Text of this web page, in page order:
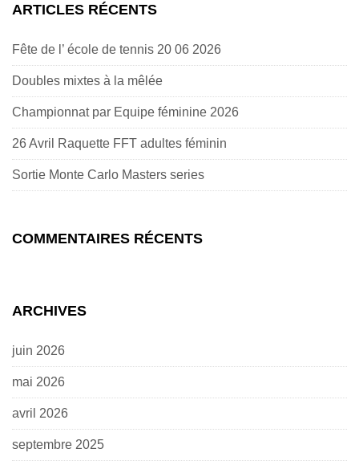
ARTICLES RÉCENTS
Fête de l’ école de tennis 20 06 2026
Doubles mixtes à la mêlée
Championnat par Equipe féminine 2026
26 Avril Raquette FFT adultes féminin
Sortie Monte Carlo Masters series
COMMENTAIRES RÉCENTS
ARCHIVES
juin 2026
mai 2026
avril 2026
septembre 2025